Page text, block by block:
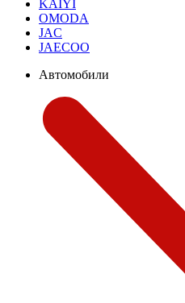
KAIYI
OMODA
JAC
JAECOO
Автомобили